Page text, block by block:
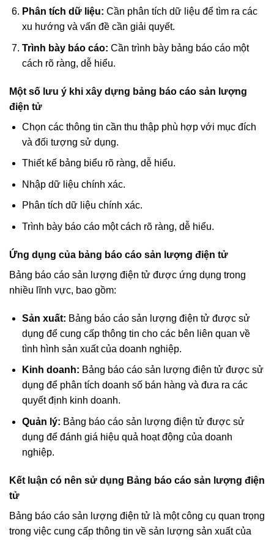
Phân tích dữ liệu: Cần phân tích dữ liệu để tìm ra các
xu hướng và vấn đề cần giải quyết.
Trình bày báo cáo: Cần trình bày bảng báo cáo một
cách rõ ràng, dễ hiểu.
Một số lưu ý khi xây dựng bảng báo cáo sản lượng
điện tử
Chọn các thông tin cần thu thập phù hợp với mục đích
và đối tượng sử dụng.
Thiết kế bảng biểu rõ ràng, dễ hiểu.
Nhập dữ liệu chính xác.
Phân tích dữ liệu chính xác.
Trình bày báo cáo một cách rõ ràng, dễ hiểu.
Ứng dụng của bảng báo cáo sản lượng điện tử
Bảng báo cáo sản lượng điện tử được ứng dụng trong
nhiều lĩnh vực, bao gồm:
Sản xuất: Bảng báo cáo sản lượng điện tử được sử
dụng để cung cấp thông tin cho các bên liên quan về
tình hình sản xuất của doanh nghiệp.
Kinh doanh: Bảng báo cáo sản lượng điện tử được sử
dụng để phân tích doanh số bán hàng và đưa ra các
quyết định kinh doanh.
Quản lý: Bảng báo cáo sản lượng điện tử được sử
dụng để đánh giá hiệu quả hoạt động của doanh
nghiệp.
Kết luận có nên sử dụng Bảng báo cáo sản lượng điện
tử
Bảng báo cáo sản lượng điện tử là một công cụ quan trọng
trong việc cung cấp thông tin về sản lượng sản xuất của